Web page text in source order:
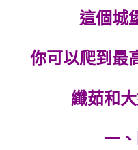
這個城
你可以爬到最
纖茹和
一